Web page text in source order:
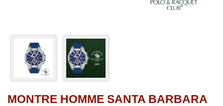
MONTRE HOMME SANTA BARBARA